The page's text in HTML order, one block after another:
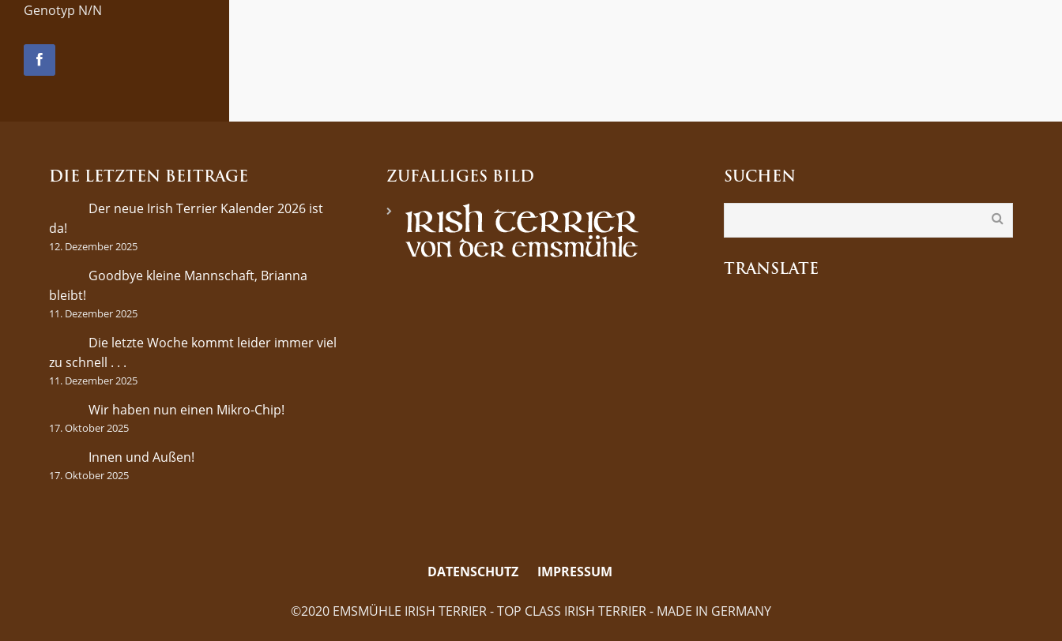
Genotyp N/N
DIE LETZTEN BEITRÄGE
Der neue Irish Terrier Kalender 2026 ist
da!
12. Dezember 2025
Goodbye kleine Mannschaft, Brianna
bleibt!
11. Dezember 2025
Die letzte Woche kommt leider immer viel
zu schnell . . .
11. Dezember 2025
Wir haben nun einen Mikro-Chip!
17. Oktober 2025
Innen und Außen!
17. Oktober 2025
ZUFÄLLIGES BILD SUCHEN
TRANSLATE
DATENSCHUTZ IMPRESSUM
©2020 EMSMÜHLE IRISH TERRIER - TOP CLASS IRISH TERRIER - MADE IN GERMANY